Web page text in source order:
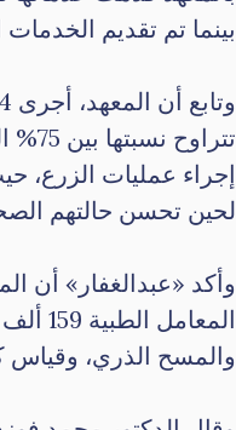
بينما تم تقديم الخدمات
إجراء عمليات الزرع،
لحين تحسن حالتهم الصحية،
والمسح الذري، وقياس